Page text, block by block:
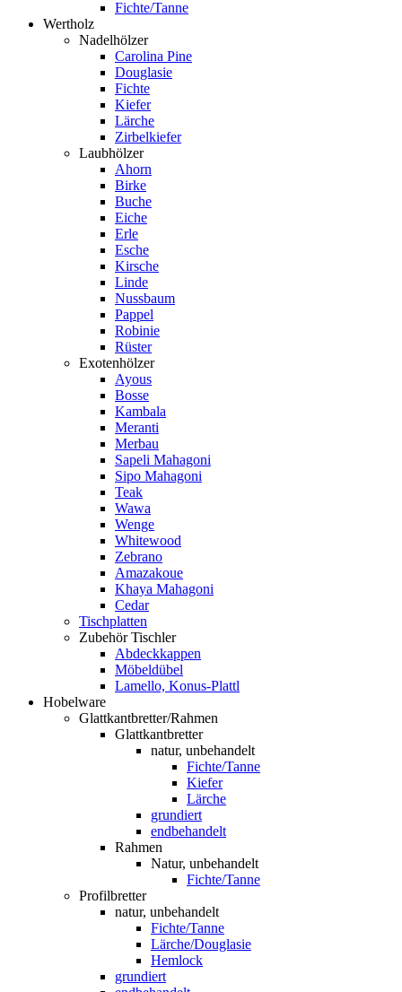
Fichte/Tanne
Wertholz
Nadelhölzer
Carolina Pine
Douglasie
Fichte
Kiefer
Lärche
Zirbelkiefer
Laubhölzer
Ahorn
Birke
Buche
Eiche
Erle
Esche
Kirsche
Linde
Nussbaum
Pappel
Robinie
Rüster
Exotenhölzer
Ayous
Bosse
Kambala
Meranti
Merbau
Sapeli Mahagoni
Sipo Mahagoni
Teak
Wawa
Wenge
Whitewood
Zebrano
Amazakoue
Khaya Mahagoni
Cedar
Tischplatten
Zubehör Tischler
Abdeckkappen
Möbeldübel
Lamello, Konus-Plattl
Hobelware
Glattkantbretter/Rahmen
Glattkantbretter
natur, unbehandelt
Fichte/Tanne
Kiefer
Lärche
grundiert
endbehandelt
Rahmen
Natur, unbehandelt
Fichte/Tanne
Profilbretter
natur, unbehandelt
Fichte/Tanne
Lärche/Douglasie
Hemlock
grundiert